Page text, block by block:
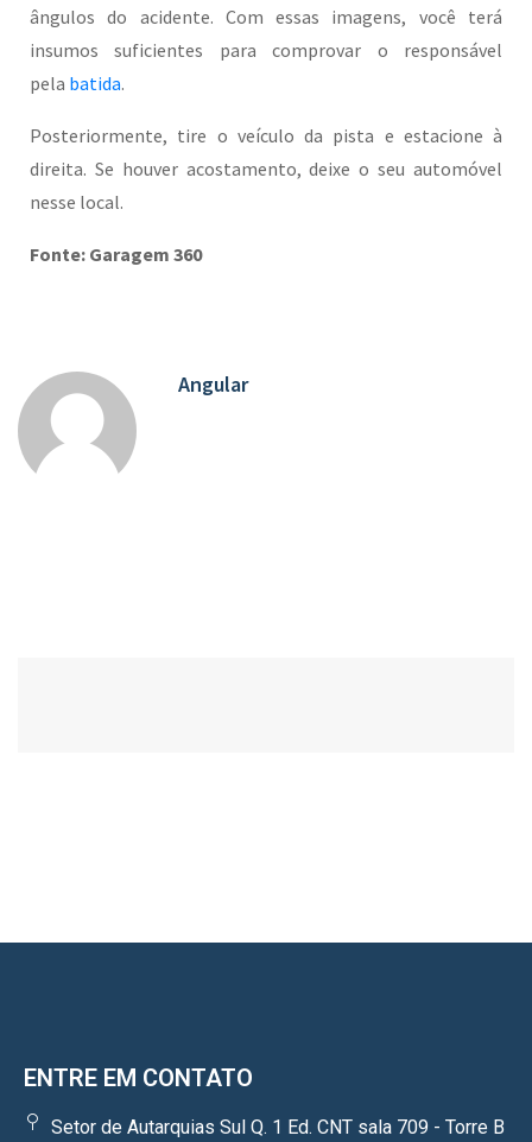
ângulos do acidente. Com essas imagens, você terá
insumos suficientes para comprovar o responsável
pela batida.
Posteriormente, tire o veículo da pista e estacione à
direita. Se houver acostamento, deixe o seu automóvel
nesse local.
Fonte: Garagem 360
Angular
ENTRE EM CONTATO
Setor de Autarquias Sul Q. 1 Ed. CNT sala 709 - Torre B